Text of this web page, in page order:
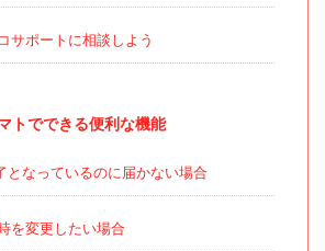
サポートに相談しよう
トでできる便利な機能
となっているのに届かない場合
を変更したい場合